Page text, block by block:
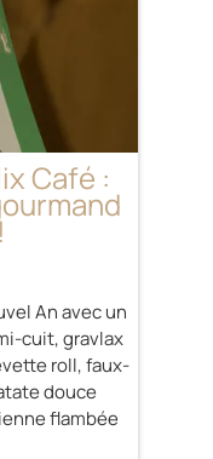
Café :
An avec un
cuit, gravlax
roll, faux-
douce
flambée